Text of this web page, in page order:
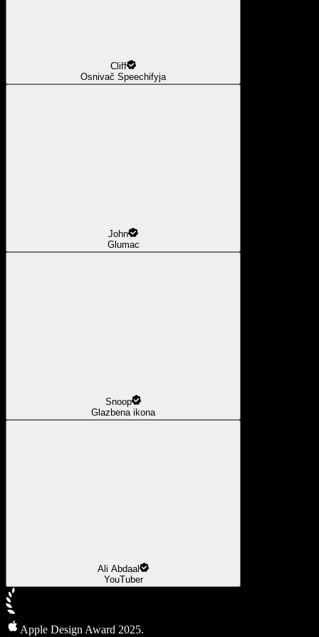
Cliff
Osnivač Speechifyja
John
Glumac
Snoop
Glazbena ikona
Ali Abdaal
YouTuber
Apple Design Award 2025.